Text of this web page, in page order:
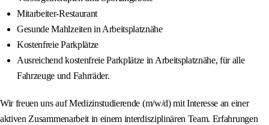
Mitarbeiter-Restaurant
Gesunde Mahlzeiten in Arbeitsplatznähe
Kostenfreie Parkplätze
Ausreichend kostenfreie Parkplätze in Arbeitsplatznähe, für alle
Fahrzeuge und Fahrräder.
Wir freuen uns auf Medizinstudierende (m/w/d) mit Interesse an einer
aktiven Zusammenarbeit in einem interdisziplinären Team. Erfahrungen